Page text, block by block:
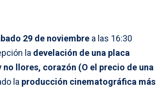
29 de noviembre a las 16:30
la develación de una placa
no llores, corazón (O el precio de una
la producción cinematográfica más